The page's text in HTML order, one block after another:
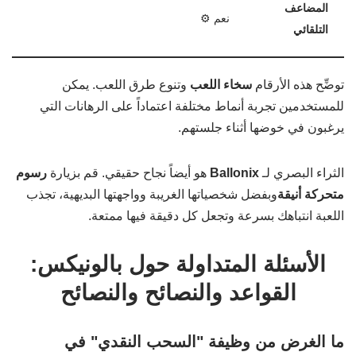
المضاعف
التلقائي
نعم ⚙️
توضِّح هذه الأرقام سخاء اللعب وتنوع طرق اللعب. يمكن
للمستخدمين تجربة أنماط مختلفة اعتماداً على الرهانات التي
يرغبون في خوضها أثناء جلستهم.
الثراء البصري لـ Ballonix
رسوم
متحركة أنيقةوبفضل شخصياتها الغريبة وواجهتها البديهية، تجذب
اللعبة انتباهك بسرعة وتجعل كل دقيقة فيها ممتعة.
الأسئلة المتداولة حول بالونيكس:
القواعد والنصائح والنصائح
ما الغرض من وظيفة "السحب النقدي" في